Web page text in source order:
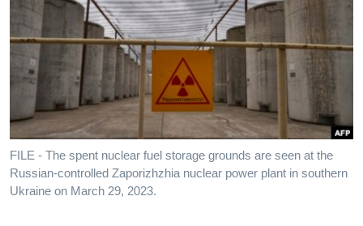
การ
ค้นหา
ไลฟ์สไตล์
ตรวจสอบข่าว
เรียนรู้ภาษาอังกฤษ
พอดคาสต์
ติดตามเรา
FILE - The spent nuclear fuel storage grounds are seen at the
Russian-controlled Zaporizhzhia nuclear power plant in southern
Ukraine on March 29, 2023.